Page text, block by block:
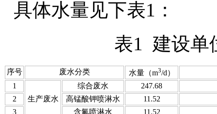
具体水量见下表1：
表1 建设单
序号 废水分类 水量（m3/d）
1
生产废水
综合废水
247.68
2
高锰酸钾喷淋水
11.52
3
含氟喷淋水 11.52